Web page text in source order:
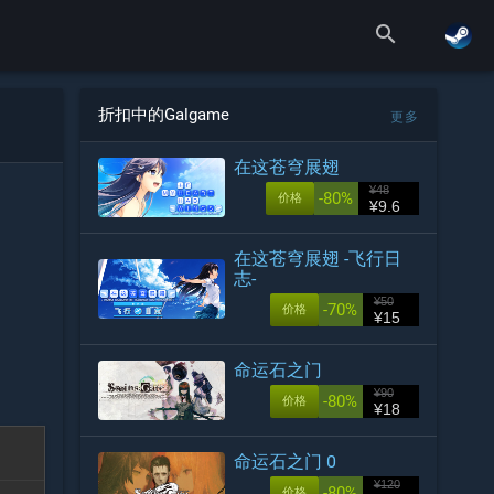
search
折扣中的Galgame 更多
在这苍穹展翅
-80% ¥48
¥9.6
价格
在这苍穹展翅 -飞行日
志-
-70% ¥50
¥15
价格
命运石之门
-80% ¥90
¥18
价格
命运石之门 0
¥120